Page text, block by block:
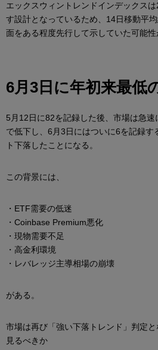
エックスウィントレンドインデックス
す設計となっているため、14日移動平
面をある程度先行して示していた可能性
6月 3 日に年初来最低
5月12日に82を記録した後、市場は急
で低下し、6月3日にはついに6を記録す
ト下落したことになる。
この背景には、
・ETF需要の低迷
・Coinbase Premium悪化
・現物需要不足
・高金利環境
・レバレッジ主導相場の崩壊
がある。
市場は再び「強い下落トレンド」判定
見るべきか